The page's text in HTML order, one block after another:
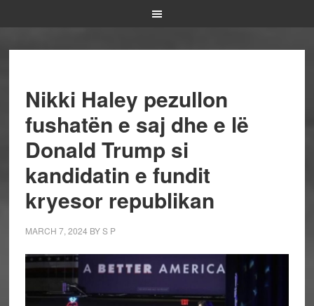
Nikki Haley pezullon
fushatën e saj dhe e lë
Donald Trump si
kandidatin e fundit
kryesor republikan
MARCH 7, 2024 BYS P